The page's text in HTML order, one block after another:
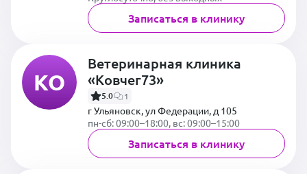
Записаться в клинику
КО
Ветеринарная клиника
«Ковчег73»
5.0 1
г Ульяновск, ул Федерации, д 105
пн-сб: 09:00–18:00, вс: 09:00–15:00
Записаться в клинику